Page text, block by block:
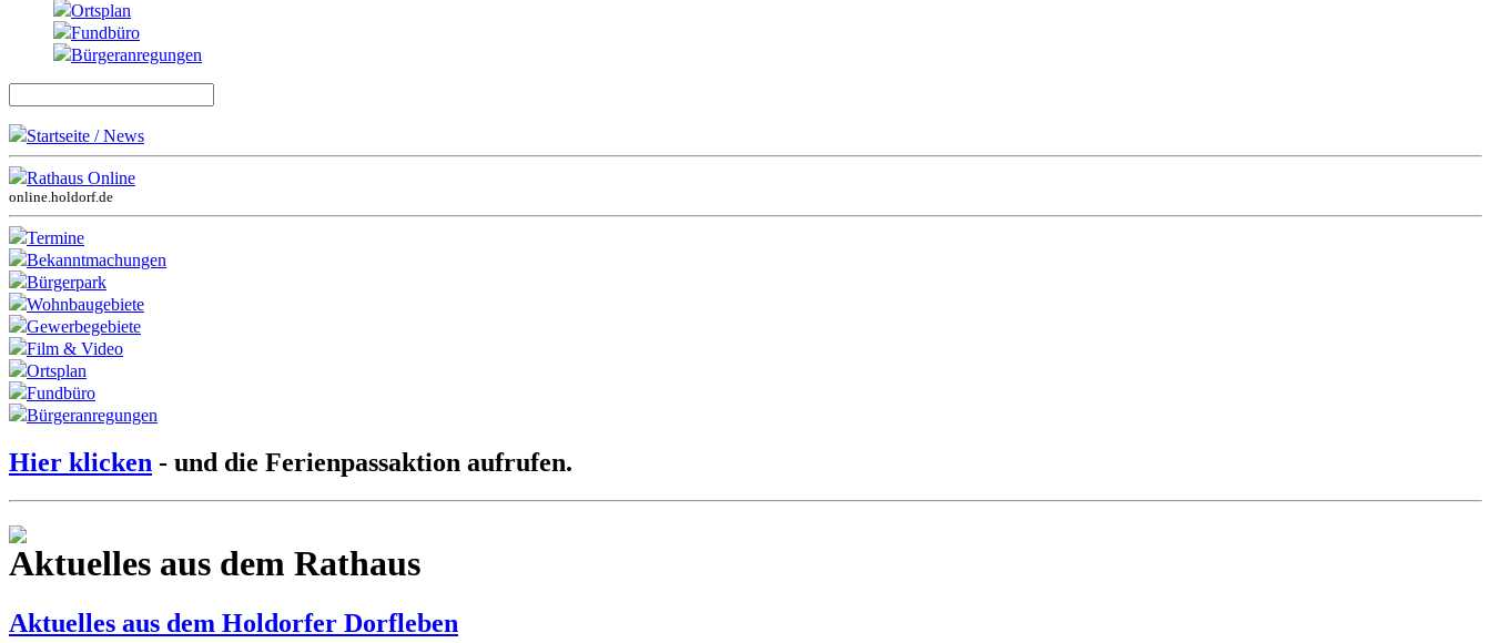
Ortsplan
Fundbüro
Bürgeranregungen
Startseite / News
Rathaus Online
online.holdorf.de
Termine
Bekanntmachungen
Bürgerpark
Wohnbaugebiete
Gewerbegebiete
Film & Video
Ortsplan
Fundbüro
Bürgeranregungen
Hier klicken - und die Ferienpassaktion aufrufen.
Aktuelles aus dem Rathaus
Aktuelles aus dem Holdorfer Dorfleben